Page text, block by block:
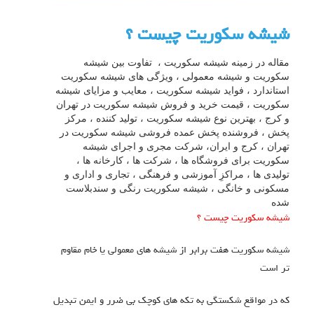
شیشه سکوریت چیست ؟
مقاله در زمینه شیشه سکوریت ، تفاوت بین شیشه
سکوریت و شیشه معمولی،ویژگی های شیشه سکوریت
استاندارد،فواید شیشه سکوریت، معایب و مزایای شیشه
سکوریت ، قیمت خرید و فروش شیشه سکوریت در تهران
و کرج ، بهترین نوع شیشه سکوریت ، تولید کننده ، مرکز
پخش ، فروشنده پخش عمده فروشی شیشه سکوریت در
تهران ، کرج و ایران، شرکت مجری و اجرای شیشه
سکوریت برای فروشگاه ها ، شرکت ها ، کارخانه ها ،
تولیدی ها ، مراکزِ آموزشی و فرهنگی ، تجاری و اداری و
مسکونی و خانگی ،شیشه سکوریت رنگی و سندبلاست
شیشه سکوریت چیست ؟
شیشه سکوریت هفت برابر از شیشه های معمولی یا خام مقاوم
تر است
که در مواقع شکستگی به تکه های کوچک بی ضرر و ایمن تبدیل